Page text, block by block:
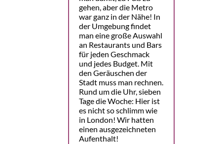
gehen, aber die Metro
war ganz in der Nähe! In
der Umgebung findet
man eine große Auswahl
an Restaurants und Bars
für jeden Geschmack
und jedes Budget. Mit
den Geräuschen der
Stadt muss man rechnen.
Rund um die Uhr, sieben
Tage die Woche: Hier ist
es nicht so schlimm wie
in London! Wir hatten
einen ausgezeichneten
Aufenthalt!